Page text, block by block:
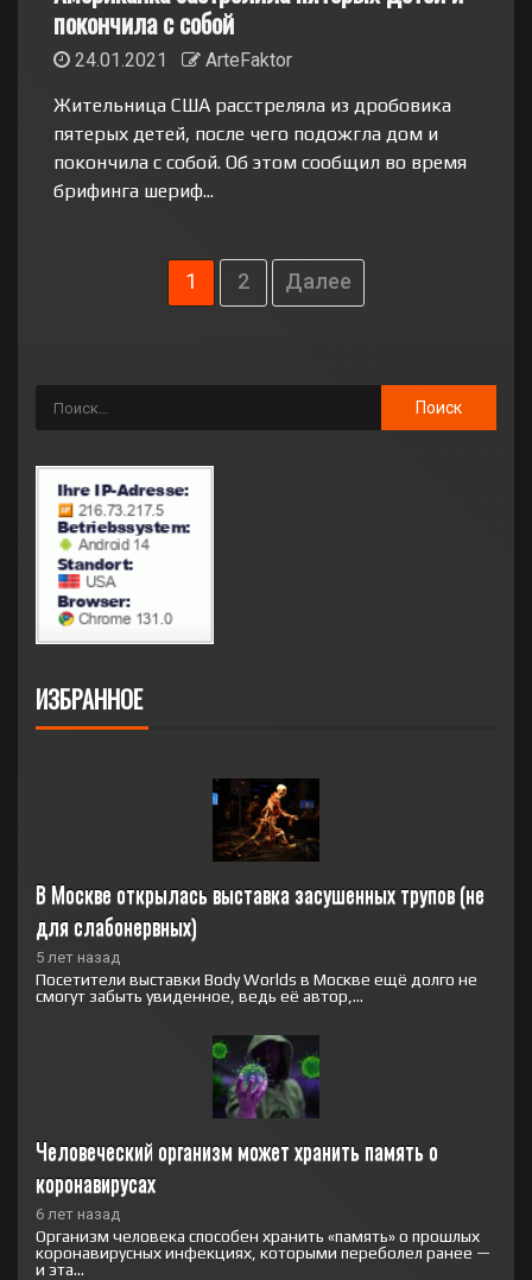
покончила с собой
24.01.2021
ArteFaktor
Жительница США расстреляла из дробовика
пятерых детей, после чего подожгла дом и
покончила с собой. Об этом сообщил во время
брифинга шериф...
1 2 Далее
ИЗБРАННОЕ
В Москве открылась выставка засушенных трупов (не
для слабонервных)
5 лет назад
Посетители выставки Body Worlds в Москве ещё долго не
смогут забыть увиденное, ведь её автор,...
Человеческий организм может хранить память о
коронавирусах
6 лет назад
Организм человека способен хранить «память» о прошлых
коронавирусных инфекциях, которыми переболел ранее —
и эта...